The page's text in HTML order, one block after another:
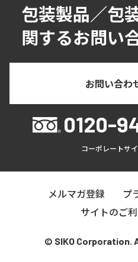
包装製品／包
関するお問い
お問い合わ
0120-
コーポレートサ
メルマガ登録
プ
サイトのご
© SIKO Corporation.